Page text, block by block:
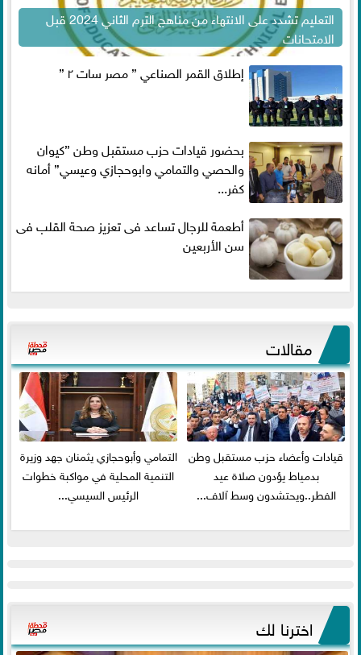
التعليم تشدد على الانتهاء من مناهج الترم الثاني 2024 قبل
الامتحانات
إطلاق القمر الصناعي ” مصر سات ٢ ”
بحضور قيادات حزب مستقبل وطن ”كيوان
والحصي والتمامي وابوحجازي وعيسي” أمانه
كفر...
أطعمة للرجال تساعد فى تعزيز صحة القلب فى
سن الأربعين
مقالات
قيادات وأعضاء حزب مستقبل وطن
بدمياط يؤدون صلاة عيد
الفطر..ويحتشدون وسط آلاف...
التمامي وأبوحجازي يثمنان جهد وزيرة
التنمية المحلية في مواكبة خطوات
الرئيس السيسي...
اخترنا لك